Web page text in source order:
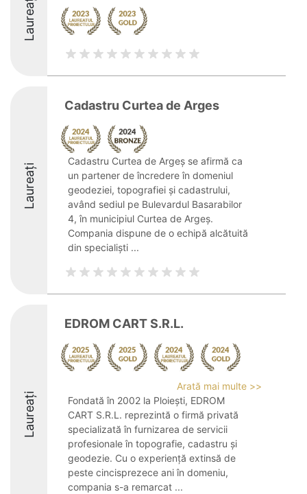
Laureați
Laureați
Cadastru Curtea de Arges
Cadastru Curtea de Argeș se afirmă ca
un partener de încredere în domeniul
geodeziei, topografiei și cadastrului,
având sediul pe Bulevardul Basarabilor
4, în municipiul Curtea de Argeș.
Compania dispune de o echipă alcătuită
din specialiști ...
Laureați
EDROM CART S.R.L.
Arată mai multe >>
Fondată în 2002 la Ploiești, EDROM
CART S.R.L. reprezintă o firmă privată
specializată în furnizarea de servicii
profesionale în topografie, cadastru și
geodezie. Cu o experiență extinsă de
peste cincisprezece ani în domeniu,
compania s-a remarcat ...